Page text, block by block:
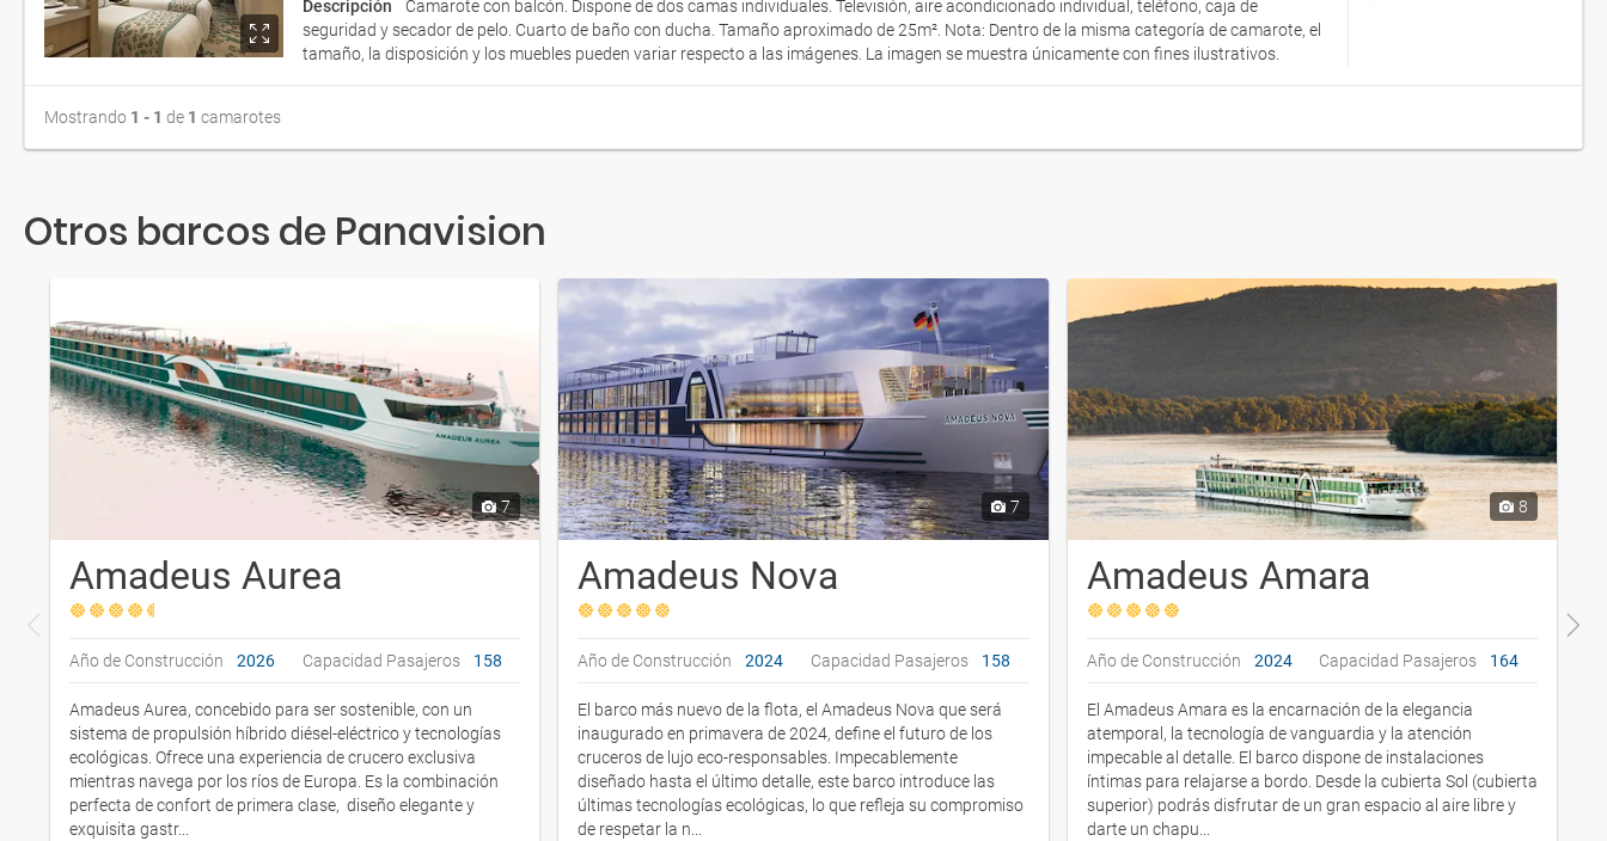
Descripción
Camarote con balcón. Dispone de dos camas individuales. Televisión, aire acondicionado individual, teléfono, caja de
seguridad y secador de pelo. Cuarto de baño con ducha. Tamaño aproximado de 25m². Nota: Dentro de la misma categoría de camarote, el
tamaño, la disposición y los muebles pueden variar respecto a las imágenes. La imagen se muestra únicamente con fines ilustrativos.
Mostrando 1 - 1 de 1 camarotes
Otros barcos de Panavision
7
Amadeus Aurea
Año de Construcción 2026 Capacidad Pasajeros 158
Amadeus Aurea, concebido para ser sostenible, con un
sistema de propulsión híbrido diésel-eléctrico y tecnologías
ecológicas. Ofrece una experiencia de crucero exclusiva
mientras navega por los ríos de Europa. Es la combinación
perfecta de confort de primera clase, diseño elegante y
exquisita gastr...
7
Amadeus Nova
Año de Construcción 2024 Capacidad Pasajeros 158
El barco más nuevo de la flota, el Amadeus Nova que será
inaugurado en primavera de 2024, define el futuro de los
cruceros de lujo eco-responsables. Impecablemente
diseñado hasta el último detalle, este barco introduce las
últimas tecnologías ecológicas, lo que refleja su compromiso
de respetar la n...
8
Amadeus Amara
Año de Construcción 2024 Capacidad Pasajeros 164
El Amadeus Amara es la encarnación de la elegancia
atemporal, la tecnología de vanguardia y la atención
impecable al detalle. El barco dispone de instalaciones
íntimas para relajarse a bordo. Desde la cubierta Sol (cubierta
superior) podrás disfrutar de un gran espacio al aire libre y
darte un chapu...